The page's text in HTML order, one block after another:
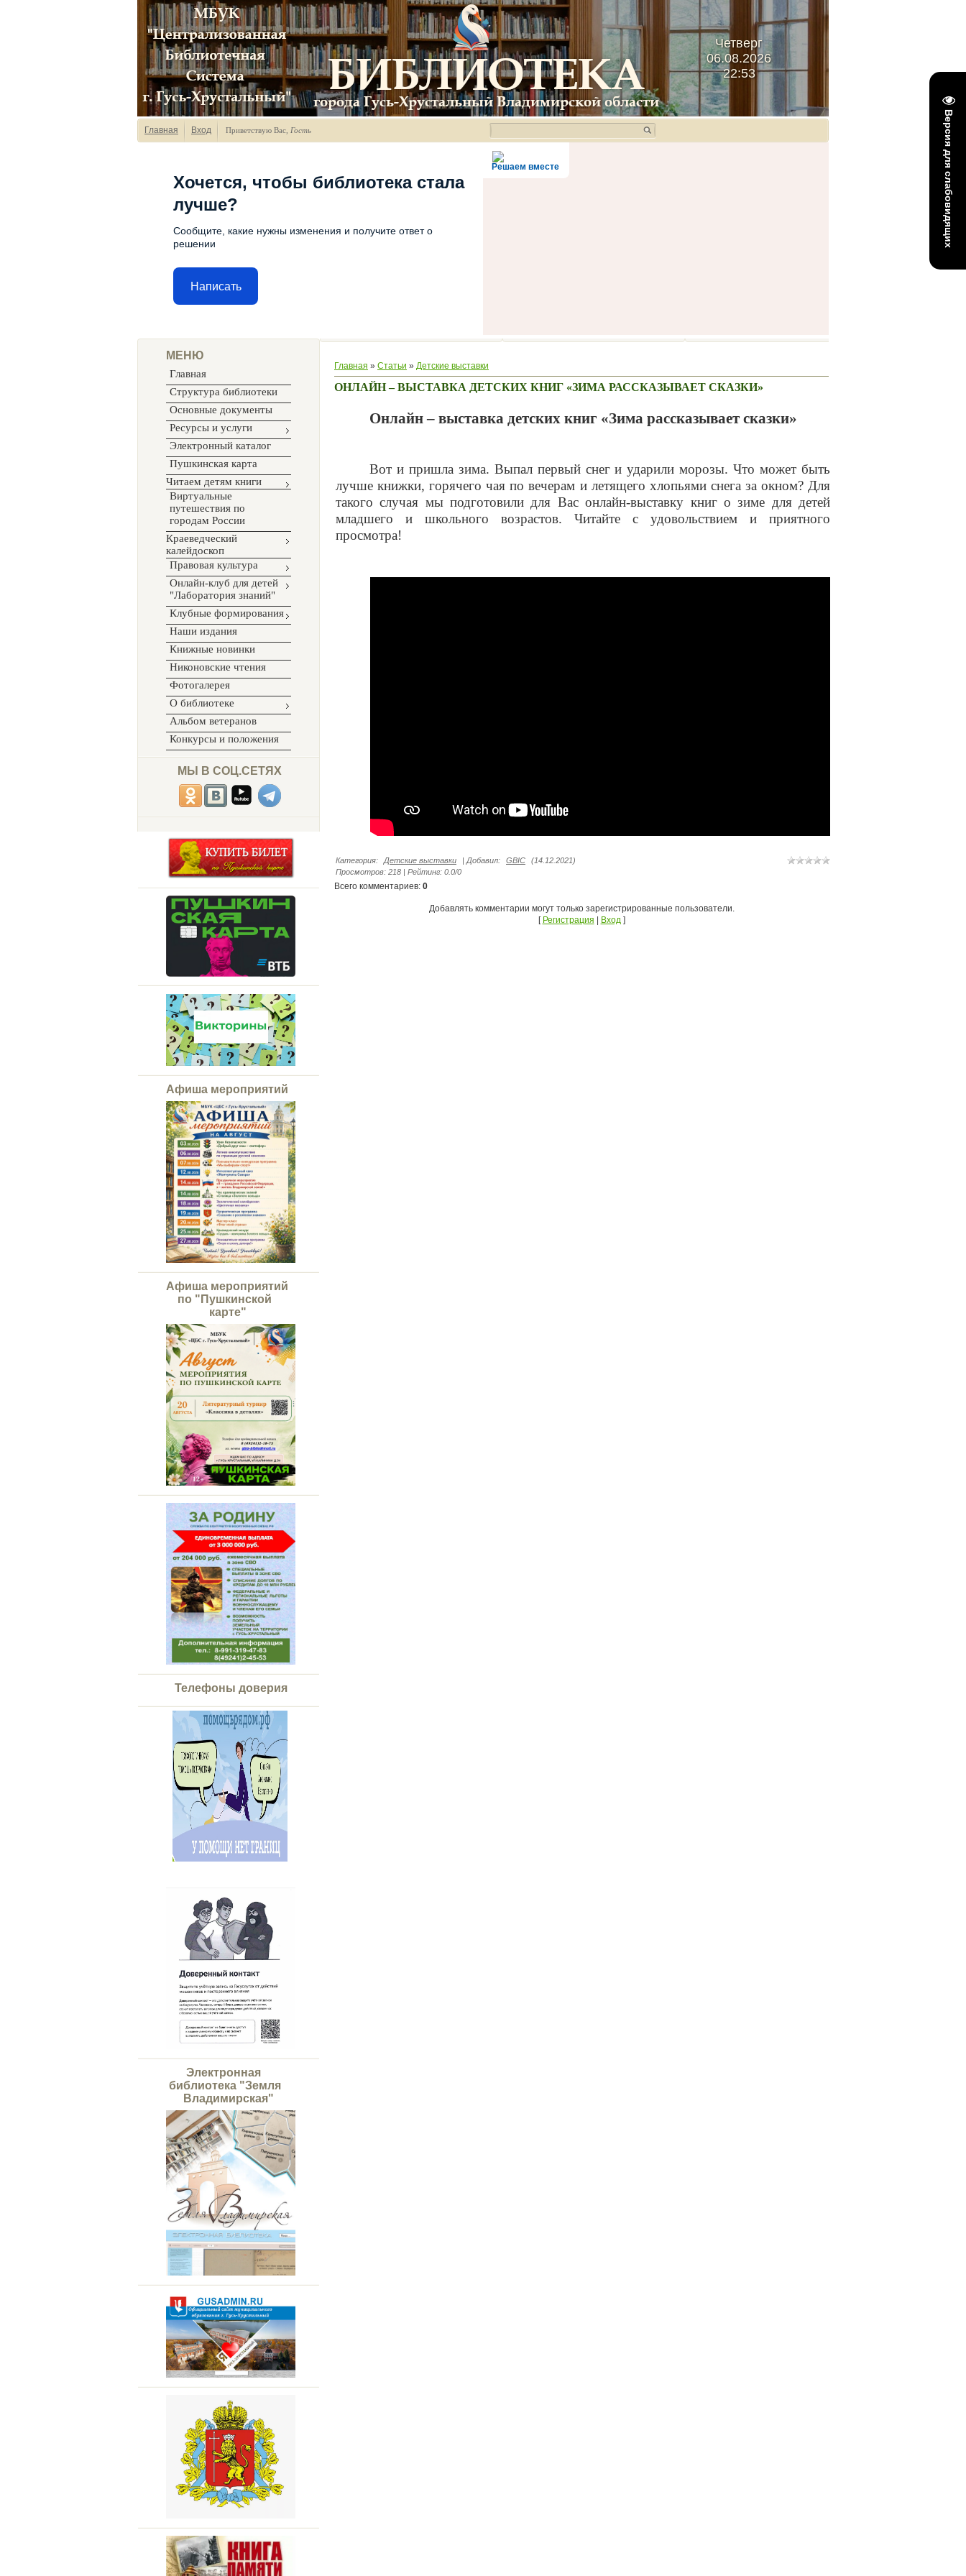
Версия для слабовидящих
Четверг
06.08.2026
22:53
Главная Вход Приветствую Вас Гость
Решаем вместе
Хочется, чтобы библиотека стала
лучше?
Сообщите, какие нужны изменения и получите ответ о
решении
Написать
МЕНЮ
Главная
Структура библиотеки
Основные документы
Ресурсы и услуги
Электронный каталог
Пушкинская карта
Читаем детям книги
Виртуальные
путешествия по
городам России
Краеведческий
калейдоскоп
Правовая культура
Онлайн-клуб для детей
"Лаборатория знаний"
Клубные формирования
Наши издания
Книжные новинки
Никоновские чтения
Фотогалерея
О библиотеке
Альбом ветеранов
Конкурсы и положения
МЫ В СОЦ.СЕТЯХ
Афиша мероприятий
Афиша мероприятий
по "Пушкинской
карте"
Телефоны доверия
Электронная
библиотека "Земля
Владимирская"
Главная » Статьи » Детские выставки
ОНЛАЙН – ВЫСТАВКА ДЕТСКИХ КНИГ «ЗИМА РАССКАЗЫВАЕТ СКАЗКИ»
Онлайн – выставка детских книг «Зима рассказывает сказки»
Вот и пришла зима. Выпал первый снег и ударили морозы. Что может быть
лучше книжки, горячего чая по вечерам и летящего хлопьями снега за окном? Для
такого случая мы подготовили для Вас онлайн-выставку книг о зиме для детей
младшего и школьного возрастов. Читайте с удовольствием и приятного
просмотра!
Категория: Детские выставки | Добавил: GBIC
(14.12.2021)
Просмотров: 218 | Рейтинг: 0.0/0
Всего комментариев: 0
Добавлять комментарии могут только зарегистрированные пользователи.
[ Регистрация Вход]